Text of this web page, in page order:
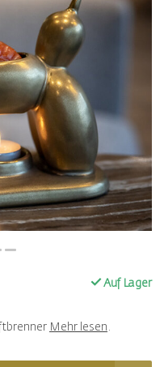
Auf Lager
Mehr lesen .